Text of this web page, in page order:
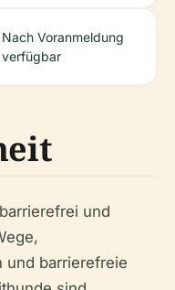
Nach Voranmeldung
verfügbar
und
und barrierefreie